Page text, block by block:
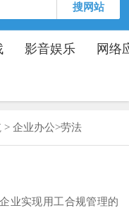
搜网站
影音娱乐 网络
> 企业办公>劳法
业实现用工合规管理的